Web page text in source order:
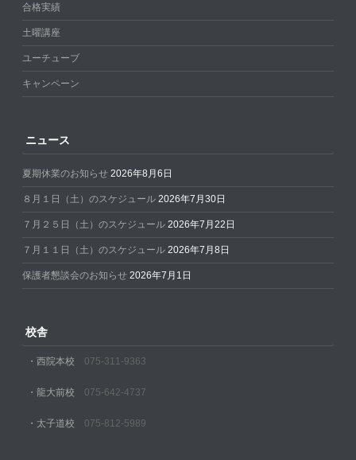
合格実績
土曜講座
ユーチューブ
キャンペーン
ニュース
夏期休業のお知らせ 2026年8月6日
８月１日（土）のスケジュール 2026年7月30日
７月２５日（土）のスケジュール 2026年7月22日
７月１１日（土）のスケジュール 2026年7月8日
保護者懇談会のお知らせ 2026年7月1日
校舎
・西院本校 075-311-9363
・龍大前校 075-642-4737
・太子道校 075-812-5989